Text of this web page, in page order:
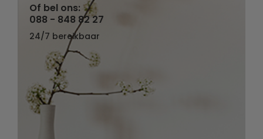
Of bel ons:
088 - 848 82 27
24/7 bereikbaar